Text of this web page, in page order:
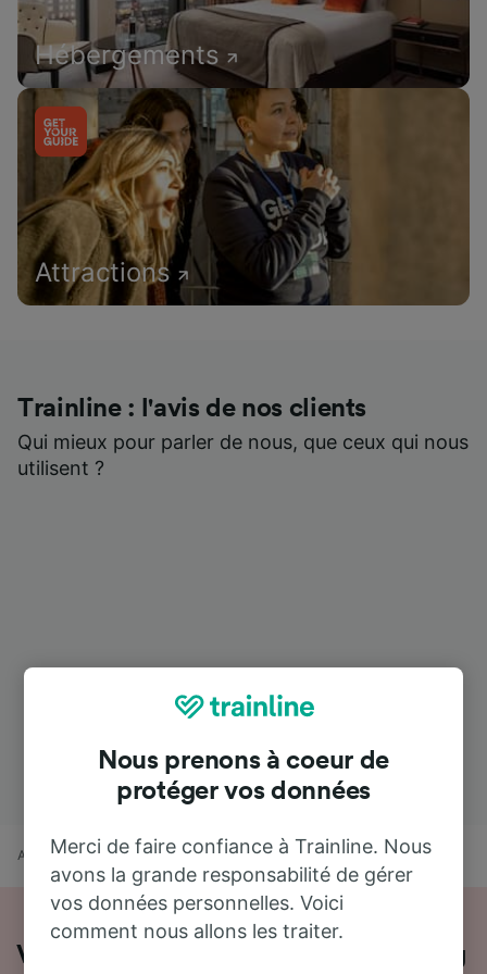
Hébergements
Attractions
Trainline : l'avis de nos clients
Qui mieux pour parler de nous, que ceux qui nous
utilisent ?
Accueil Horaires train Bettembourg à Strasbourg
Voyager de Bettembourg à Strasbourg
Nous prenons à coeur de
protéger vos données
Merci de faire confiance à Trainline. Nous
avons la grande responsabilité de gérer
vos données personnelles. Voici
comment nous allons les traiter.